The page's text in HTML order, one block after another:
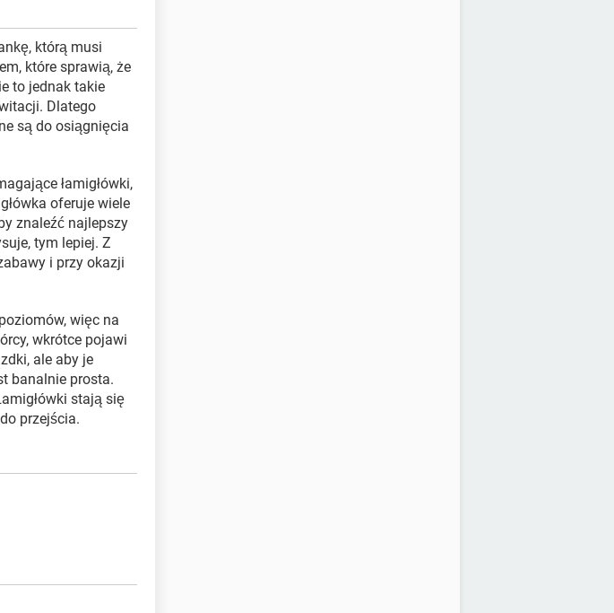
którą musi
które sprawią, że
to jednak takie
Dlatego
są do osiągnięcia
łamigłówki,
oferuje wiele
znaleźć najlepszy
tym lepiej. Z
i przy okazji
więc na
wkrótce pojawi
ale aby je
banalnie prosta.
stają się
przejścia.